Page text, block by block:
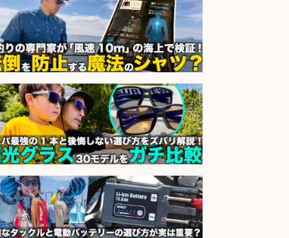
会社名 広松久水産株式会社
sponsored by 求人ボックス
福岡「現場監督」/釣り好き歓迎/残
業10時間/経験者歓迎
会社名 広松久水産株式会社
sponsored by 求人ボックス
経験者歓迎魚の「製造加工スタッ
フ」/船橋勤務/シフト制
会社名 株式会社一光園
sponsored by 求人ボックス